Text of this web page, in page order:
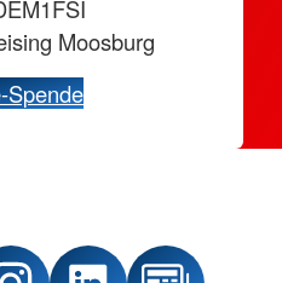
Moosburg
Spende